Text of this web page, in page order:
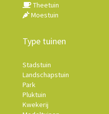
Theetuin
Moestuin
Type tuinen
Stadstuin
Landschapstuin
Park
Pluktuin
Kwekerij